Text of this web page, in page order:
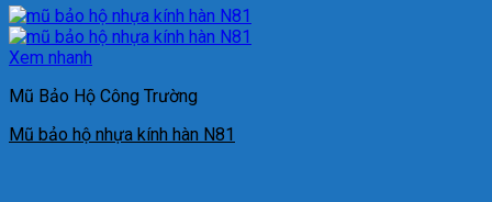
Xem nhanh
Mũ Bảo Hộ Công Trường
Mũ bảo hộ nhựa kính hàn N81